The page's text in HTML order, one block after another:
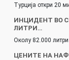
Турција откри 20
ИНЦИДЕНТ ВО
ЛИТРИ…
Околу 82.000
ЦЕНИТЕ НА